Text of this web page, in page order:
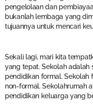
pengelolaan dan
bukanlah lembaga yang
tujuannya untuk mencari
Sekali lagi, mari kita
yang tepat. Sekolah adalah
pendidikan formal.
non-formal. Sekolahrumah
pendidikan keluarga yang